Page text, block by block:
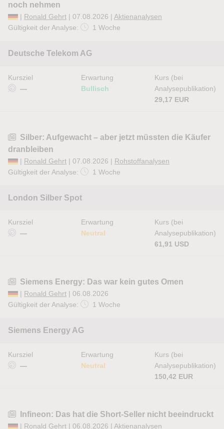
noch nehmen
| Ronald Gehrt | 07.08.2026 | Aktienanalysen
Gültigkeit der Analyse:
1 Woche
Deutsche Telekom AG
Kursziel
—
Erwartung
Bullisch
Kurs (bei
Analysepublikation)
29,17 EUR
Silber: Aufgewacht – aber jetzt müssten die Käufer
dranbleiben
| Ronald Gehrt | 07.08.2026 | Rohstoffanalysen
Gültigkeit der Analyse:
1 Woche
London Silber Spot
Kursziel
—
Erwartung
Neutral
Kurs (bei
Analysepublikation)
61,91 USD
Siemens Energy: Das war kein gutes Omen
| Ronald Gehrt | 06.08.2026
Gültigkeit der Analyse:
1 Woche
Siemens Energy AG
Kursziel
—
Erwartung
Neutral
Kurs (bei
Analysepublikation)
150,42 EUR
Infineon: Das hat die Short-Seller nicht beeindruckt
| Ronald Gehrt | 06.08.2026 | Aktienanalysen